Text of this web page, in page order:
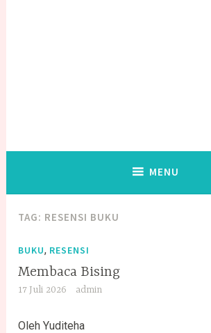
MENU
TAG: RESENSI BUKU
BUKU, RESENSI
Membaca Bising
17 Juli 2026 admin
Oleh Yuditeha